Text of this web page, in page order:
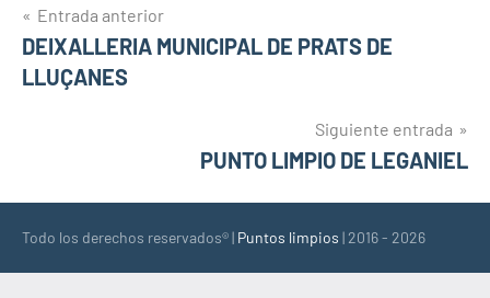
Navegación
de
Entrada anterior
DEIXALLERIA MUNICIPAL DE PRATS DE
LLUÇANES
Siguiente entrada
PUNTO LIMPIO DE LEGANIEL
Todo los derechos reservados® | Puntos limpios | 2016 - 2026